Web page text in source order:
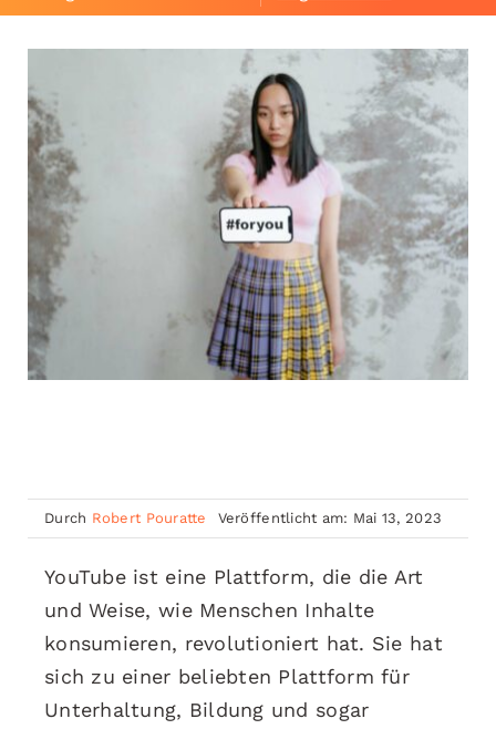
Durch Robert Pouratte Veröffentlicht am: Mai 13, 2023
YouTube ist eine Plattform, die die Art
und Weise, wie Menschen Inhalte
konsumieren, revolutioniert hat. Sie hat
sich zu einer beliebten Plattform für
Unterhaltung, Bildung und sogar